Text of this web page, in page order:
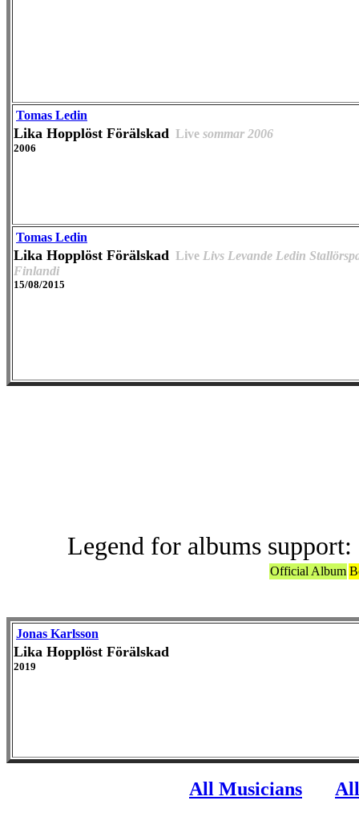
Tomas Ledin
Lika Hopplöst Förälskad Live sommar 2006
2006
Tomas Ledin
Lika Hopplöst Förälskad Live Livs Levande Ledin
Finlandi
15/08/2015
Legend for albums support:
Official Album
Jonas Karlsson
Lika Hopplöst Förälskad
2019
All Musicians